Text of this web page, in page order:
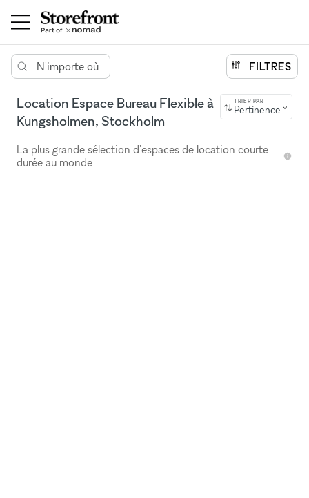
N'importe où FILTRES
Location Espace Bureau Flexible à
Kungsholmen, Stockholm
TRIER PAR
Pertinence
La plus grande sélection d'espaces de location courte
durée au monde